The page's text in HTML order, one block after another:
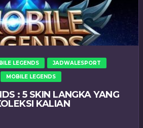
LEGENDS JADWALESPORT
MOBILE LEGENDS
: 5 SKIN LANGKA YANG
KALIAN